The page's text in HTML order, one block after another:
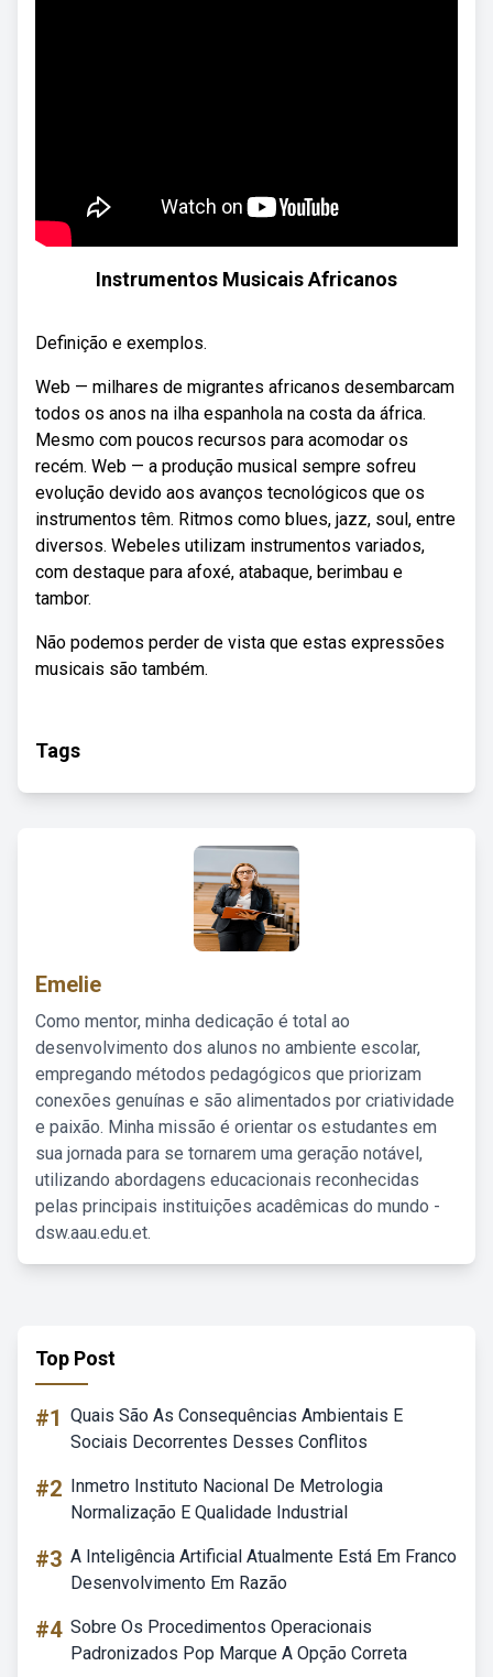
Instrumentos Musicais Africanos
Definição e exemplos.
Web — milhares de migrantes africanos desembarcam
todos os anos na ilha espanhola na costa da áfrica.
Mesmo com poucos recursos para acomodar os
recém. Web — a produção musical sempre sofreu
evolução devido aos avanços tecnológicos que os
instrumentos têm. Ritmos como blues, jazz, soul, entre
diversos. Webeles utilizam instrumentos variados,
com destaque para afoxé, atabaque, berimbau e
tambor.
Não podemos perder de vista que estas expressões
musicais são também.
Tags
Emelie
Como mentor, minha dedicação é total ao
desenvolvimento dos alunos no ambiente escolar,
empregando métodos pedagógicos que priorizam
conexões genuínas e são alimentados por criatividade
e paixão. Minha missão é orientar os estudantes em
sua jornada para se tornarem uma geração notável,
utilizando abordagens educacionais reconhecidas
pelas principais instituições acadêmicas do mundo -
dsw.aau.edu.et.
Top Post
#1 Quais São As Consequências Ambientais E
Sociais Decorrentes Desses Conflitos
#2 Inmetro Instituto Nacional De Metrologia
Normalização E Qualidade Industrial
#3 A Inteligência Artificial Atualmente Está Em Franco
Desenvolvimento Em Razão
#4 Sobre Os Procedimentos Operacionais
Padronizados Pop Marque A Opção Correta